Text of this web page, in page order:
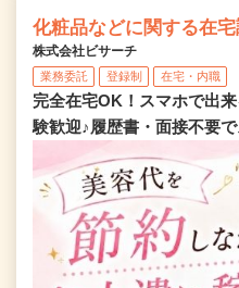
化粧品などに関する在
株式会社ビサーチ
業務委託 登録制 在宅・内職
完全在宅OK！スマホで出
験歓迎♪履歴書・面接不要